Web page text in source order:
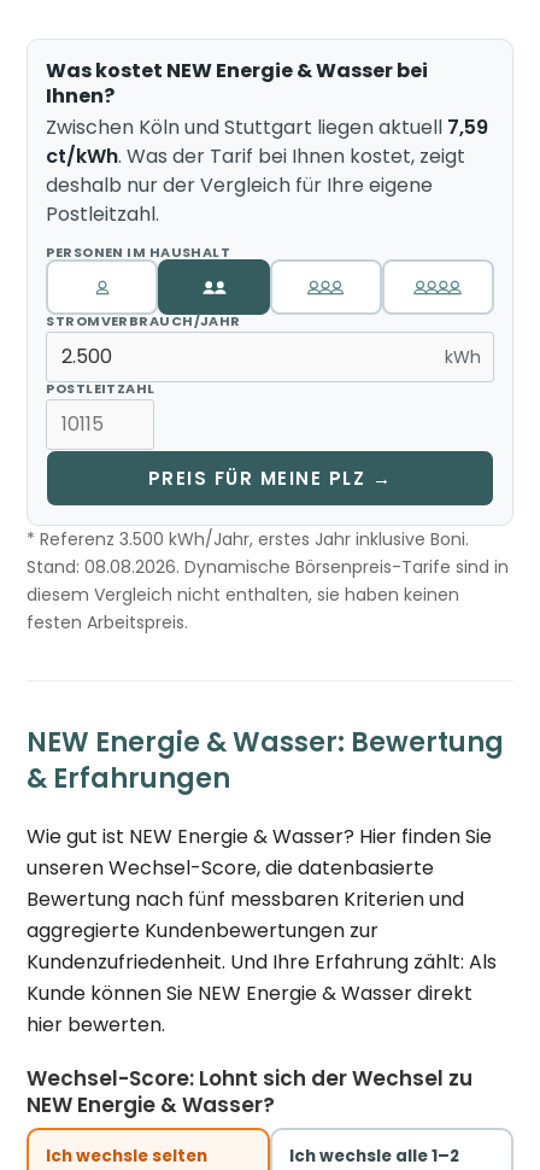
Was kostet NEW Energie & Wasser bei
Ihnen?
Zwischen Köln und Stuttgart liegen aktuell 7,59
ct/kWh. Was der Tarif bei Ihnen kostet, zeigt
deshalb nur der Vergleich für Ihre eigene
Postleitzahl.
PERSONEN IM HAUSHALT
STROMVERBRAUCH/JAHR
kWh
POSTLEITZAHL
PREIS FÜR MEINE PLZ →
* Referenz 3.500 kWh/Jahr, erstes Jahr inklusive Boni.
Stand: 08.08.2026. Dynamische Börsenpreis-Tarife sind in
diesem Vergleich nicht enthalten, sie haben keinen
festen Arbeitspreis.
NEW Energie & Wasser: Bewertung
& Erfahrungen
Wie gut ist NEW Energie & Wasser? Hier finden Sie
unseren Wechsel-Score, die datenbasierte
Bewertung nach fünf messbaren Kriterien und
aggregierte Kundenbewertungen zur
Kundenzufriedenheit. Und Ihre Erfahrung zählt: Als
Kunde können Sie NEW Energie & Wasser direkt
hier bewerten.
Wechsel-Score: Lohnt sich der Wechsel zu
NEW Energie & Wasser?
Ich wechsle selten Ich wechsle alle 1–2